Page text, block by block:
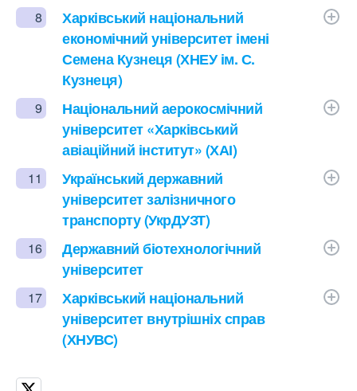
8
Харківський національний
економічний університет імені
Семена Кузнеця (ХНЕУ ім. С.
Кузнеця)
9
Національний аерокосмічний
університет «Харківський
авіаційний інститут» (ХАІ)
11
Український державний
університет залізничного
транспорту (УкрДУЗТ)
16
Державний біотехнологічний
університет
17
Харківський національний
університет внутрішніх справ
(ХНУВС)